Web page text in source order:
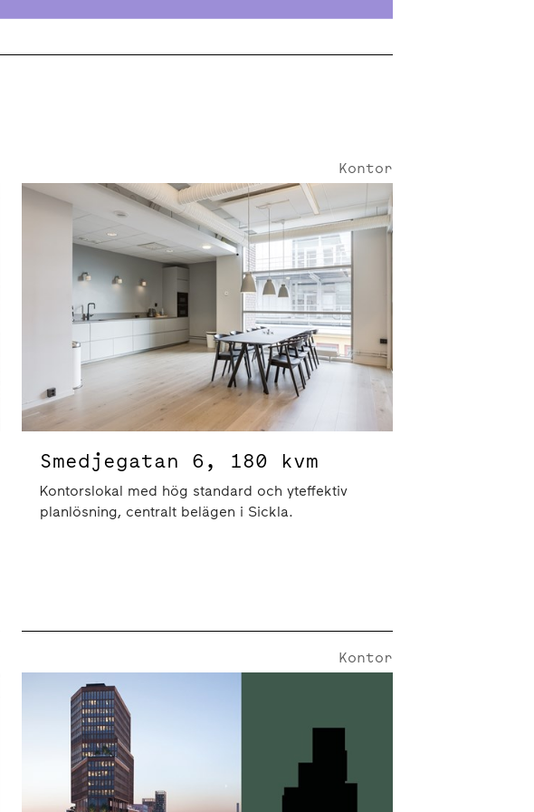
Smedjegatan 6 | 180 Kvm
Kontor
Smedjegatan 6, 180 kvm
Kontorslokal med hög standard och yteffektiv
planlösning, centralt belägen i Sickla.
Smedjegatan 25 | 709 Kvm
Kontor